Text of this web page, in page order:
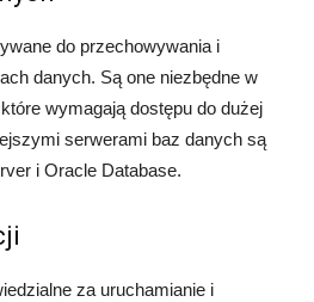
do przechowywania i
danych. Są one niezbędne w
wymagają dostępu do dużej
serwerami baz danych są
i Oracle Database.
za uruchamianie i